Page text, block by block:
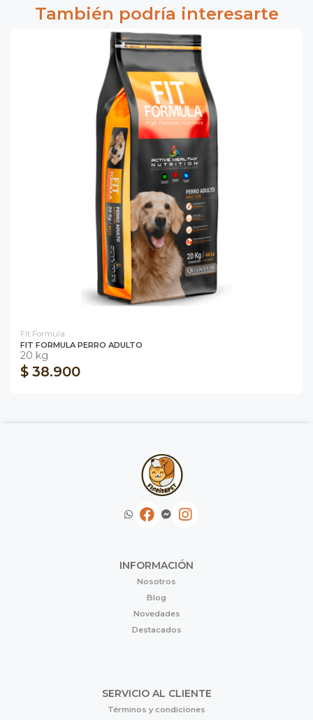
También podría interesarte
Fit Formula
FIT FORMULA PERRO ADULTO
20 kg
$ 38.900
INFORMACIÓN
Nosotros
Blog
Novedades
Destacados
SERVICIO AL CLIENTE
Términos y condiciones